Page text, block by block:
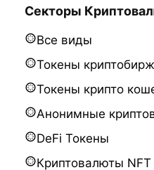
Секторы
Все виды
Токены криптобирж
Токены крипто
Анонимные
DeFi Токены
Криптовалюты NFT